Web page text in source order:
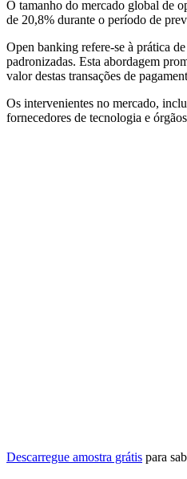
O tamanho do mercado global de
de 20,8% durante o período de
Open banking refere-se à prática
padronizadas. Esta abordagem
valor destas transações de
Os intervenientes no mercado,
fornecedores de tecnologia e
Descarregue amostra grátis para